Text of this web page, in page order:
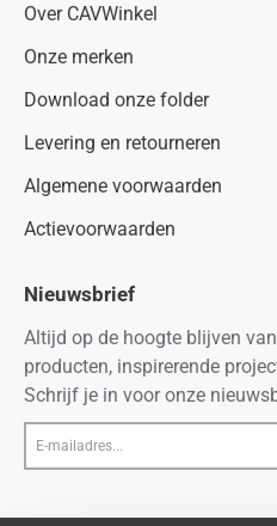
Over CAVWinkel
Onze merken
Download onze folder
Levering en retourneren
Algemene voorwaarden
Actievoorwaarden
Nieuwsbrief
Altijd op de hoogte blijven
producten, inspirerende
Schrijf je in voor onze
mailadres...